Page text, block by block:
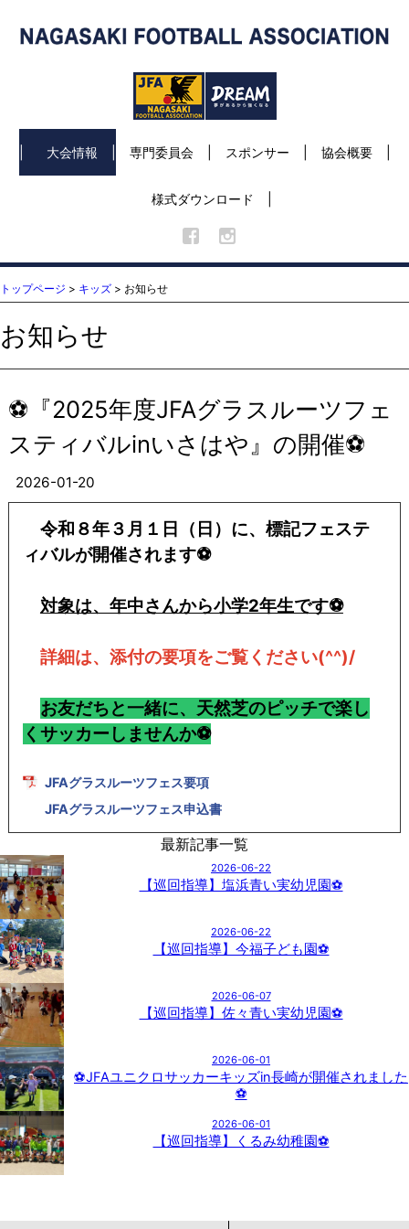
大会情報 専門委員会 スポンサー 協会概要
様式ダウンロード
トップページ > キッズ > お知らせ
お知らせ
⚽『2025年度JFAグラスルーツフェ
スティバルinいさはや』の開催⚽
2026-01-20
令和８年３月１日（日）に、標記フェステ
ィバルが開催されます⚽
対象は、年中さんから小学2年生です⚽
詳細は、添付の要項をご覧ください(^^)/
お友だちと一緒に、天然芝のピッチで楽し
くサッカーしませんか⚽
JFAグラスルーツフェス要項
JFAグラスルーツフェス申込書
最新記事一覧
2026-06-22
【巡回指導】塩浜青い実幼児園⚽
2026-06-22
【巡回指導】今福子ども園⚽
2026-06-07
【巡回指導】佐々青い実幼児園⚽
2026-06-01
⚽JFAユニクロサッカーキッズin長崎が開催されました
⚽
2026-06-01
【巡回指導】くるみ幼稚園⚽